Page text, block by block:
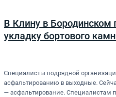
В Клину в Бородинском
укладку бортового
Специалисты подрядной
асфальтированию в выходные.
— асфальтирование. Специалистам